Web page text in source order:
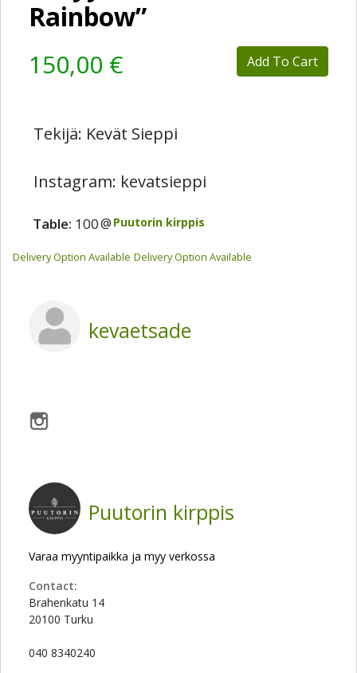
Rainbow”
150,00 € Add To Cart
Tekijä: Kevät Sieppi
Instagram: kevatsieppi
Table: 100@ Puutorin kirppis
Delivery Option Available Delivery Option Available
kevaetsade
Puutorin kirppis
Varaa myyntipaikka ja myy verkossa
Contact:
Brahenkatu 14
20100 Turku
040 8340240